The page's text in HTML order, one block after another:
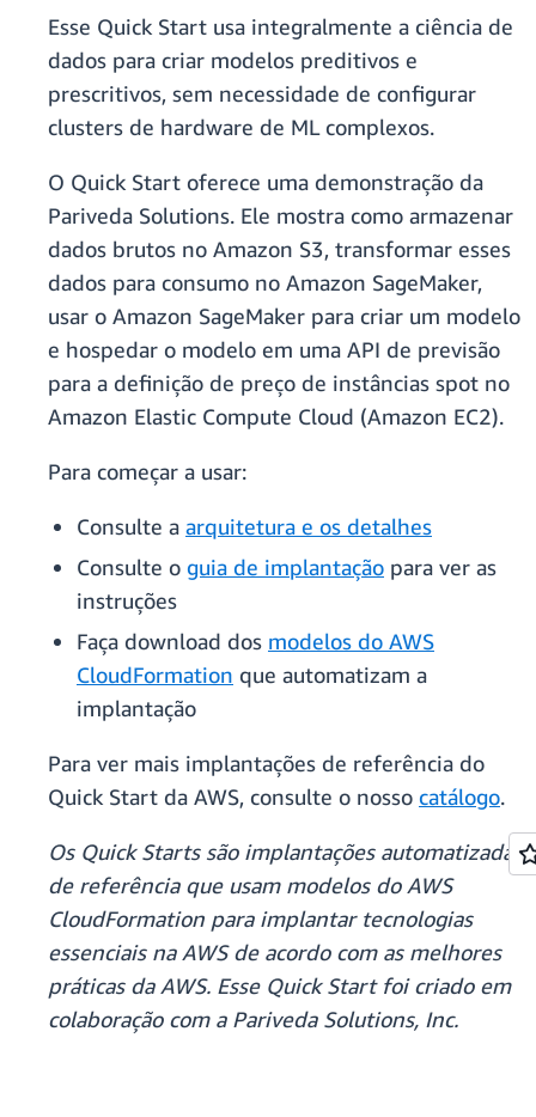
Esse Quick Start usa integralmente a ciência de
dados para criar modelos preditivos e
prescritivos, sem necessidade de configurar
clusters de hardware de ML complexos.
O Quick Start oferece uma demonstração da
Pariveda Solutions. Ele mostra como armazenar
dados brutos no Amazon S3, transformar esses
dados para consumo no Amazon SageMaker,
usar o Amazon SageMaker para criar um modelo
e hospedar o modelo em uma API de previsão
para a definição de preço de instâncias spot no
Amazon Elastic Compute Cloud (Amazon EC2).
Para começar a usar:
Consulte a arquitetura e os detalhes
Consulte o guia de implantação para ver as
instruções
Faça download dos modelos do AWS
CloudFormation que automatizam a
implantação
Para ver mais implantações de referência do
Quick Start da AWS, consulte o nosso catálogo.
Os Quick Starts são implantações automatizadas
de referência que usam modelos do AWS
CloudFormation para implantar tecnologias
essenciais na AWS de acordo com as melhores
práticas da AWS. Esse Quick Start foi criado em
colaboração com a Pariveda Solutions, Inc.